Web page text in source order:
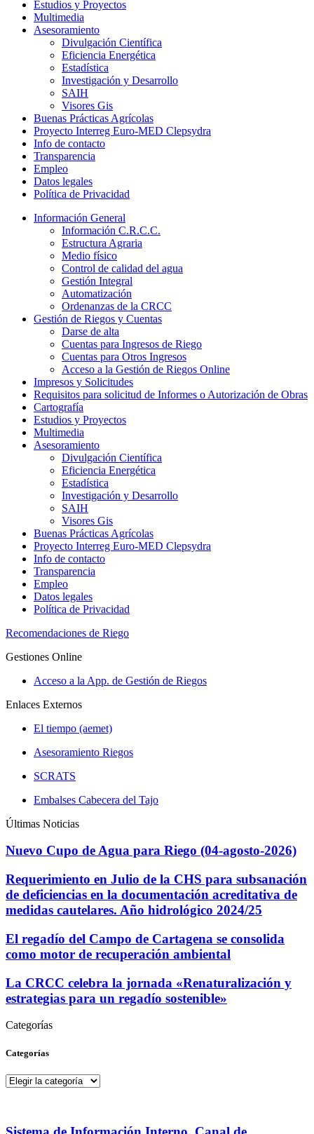
Estudios y Proyectos
Multimedia
Asesoramiento
Divulgación Científica
Eficiencia Energética
Estadística
Investigación y Desarrollo
SAIH
Visores Gis
Buenas Prácticas Agrícolas
Proyecto Interreg Euro-MED Clepsydra
Info de contacto
Transparencia
Empleo
Datos legales
Política de Privacidad
Información General
Información C.R.C.C.
Estructura Agraria
Medio físico
Control de calidad del agua
Gestión Integral
Automatización
Ordenanzas de la CRCC
Gestión de Riegos y Cuentas
Darse de alta
Cuentas para Ingresos de Riego
Cuentas para Otros Ingresos
Acceso a la Gestión de Riegos Online
Impresos y Solicitudes
Requisitos para solicitud de Informes o Autorización de Obras
Cartografía
Estudios y Proyectos
Multimedia
Asesoramiento
Divulgación Científica
Eficiencia Energética
Estadística
Investigación y Desarrollo
SAIH
Visores Gis
Buenas Prácticas Agrícolas
Proyecto Interreg Euro-MED Clepsydra
Info de contacto
Transparencia
Empleo
Datos legales
Política de Privacidad
Recomendaciones de Riego
Gestiones Online
Acceso a la App. de Gestión de Riegos
Enlaces Externos
El tiempo (aemet)
Asesoramiento Riegos
SCRATS
Embalses Cabecera del Tajo
Últimas Noticias
Nuevo Cupo de Agua para Riego (04-agosto-2026)
Requerimiento en Julio de la CHS para subsanación
de deficiencias en la documentación acreditativa de
medidas cautelares. Año hidrológico 2024/25
El regadío del Campo de Cartagena se consolida
como motor de recuperación ambiental
La CRCC celebra la jornada «Renaturalización y
estrategias para un regadío sostenible»
Categorías
Categorías
Categorías